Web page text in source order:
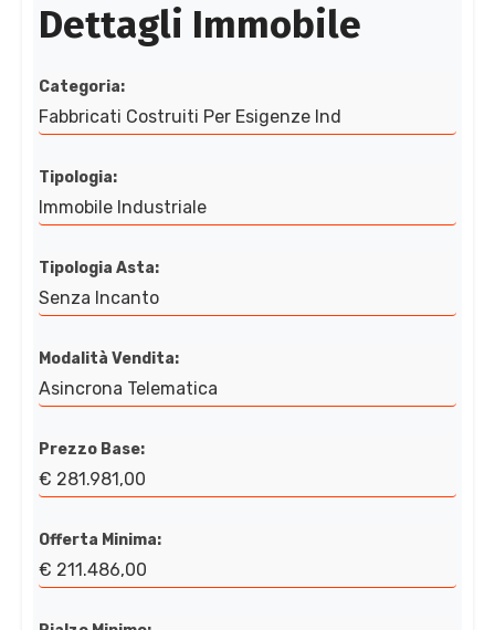
Dettagli Immobile
Categoria:
Fabbricati Costruiti Per Esigenze Ind
Tipologia:
Immobile Industriale
Tipologia Asta:
Senza Incanto
Modalità Vendita:
Asincrona Telematica
Prezzo Base:
€ 281.981,00
Offerta Minima:
€ 211.486,00